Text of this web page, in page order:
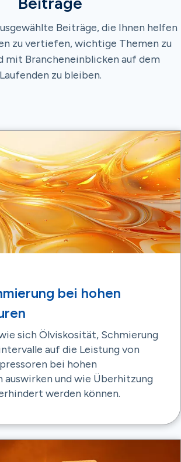
Beiträge, die Ihnen helfen
zu vertiefen, wichtige Themen zu
mit Brancheneinblicken auf dem
Laufenden zu bleiben.
bei hohen
sich Ölviskosität, Schmierung
auf die Leistung von
bei hohen
auswirken und wie Überhitzung
werden können.